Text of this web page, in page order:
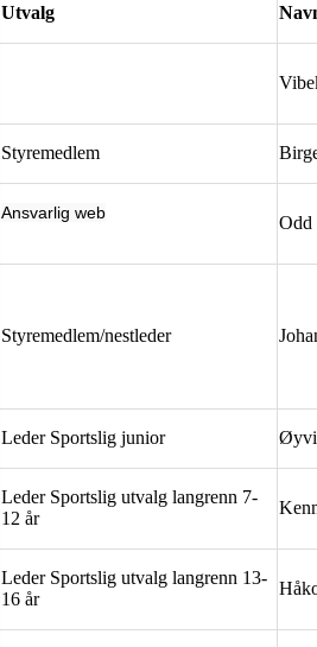
Utvalg
Styremedlem
Ansvarlig web Odd
Styremedlem/nestleder
Leder Sportslig junior
Leder Sportslig utvalg langrenn 7-
12 år
Leder Sportslig utvalg langrenn 13-
16 år